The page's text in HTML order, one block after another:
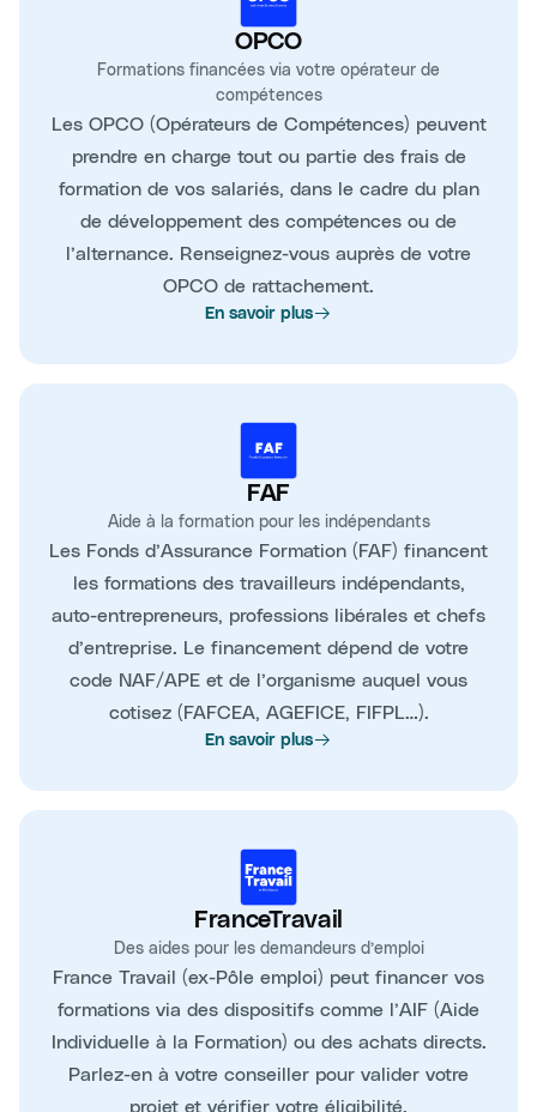
OPCO
Formations financées via votre opérateur de
compétences
Les OPCO (Opérateurs de Compétences) peuvent
prendre en charge tout ou partie des frais de
formation de vos salariés, dans le cadre du plan
de développement des compétences ou de
l’alternance. Renseignez-vous auprès de votre
OPCO de rattachement.
En savoir plus
FAF
Aide à la formation pour les indépendants
Les Fonds d’Assurance Formation (FAF) financent
les formations des travailleurs indépendants,
auto-entrepreneurs, professions libérales et chefs
d’entreprise. Le financement dépend de votre
code NAF/APE et de l’organisme auquel vous
cotisez (FAFCEA, AGEFICE, FIFPL…).
En savoir plus
FranceTravail
Des aides pour les demandeurs d’emploi
France Travail (ex-Pôle emploi) peut financer vos
formations via des dispositifs comme l’AIF (Aide
Individuelle à la Formation) ou des achats directs.
Parlez-en à votre conseiller pour valider votre
projet et vérifier votre éligibilité.